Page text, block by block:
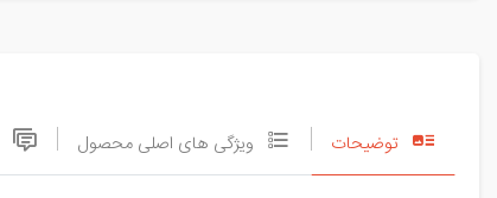
توضیحات ویژگی های اصلی محصول